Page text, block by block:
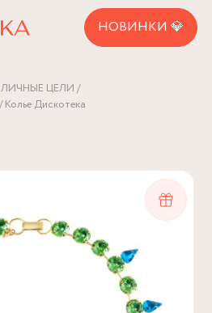
НОВИНКИ 💎
ЛИЧНЫЕ ЦЕЛИ
Колье Дискотека